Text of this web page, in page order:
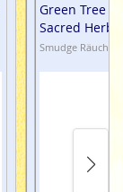
Green Tree
Sacred
Smudge